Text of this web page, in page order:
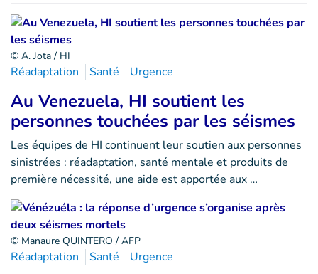
© A. Jota / HI
Réadaptation Santé Urgence
Au Venezuela, HI soutient les
personnes touchées par les séismes
Les équipes de HI continuent leur soutien aux personnes
sinistrées : réadaptation, santé mentale et produits de
première nécessité, une aide est apportée aux …
© Manaure QUINTERO / AFP
Réadaptation Santé Urgence